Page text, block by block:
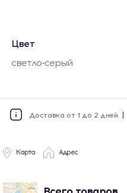
Цвет
светло-серый
Доставка от 1 до 2 дней.
Карта Адрес